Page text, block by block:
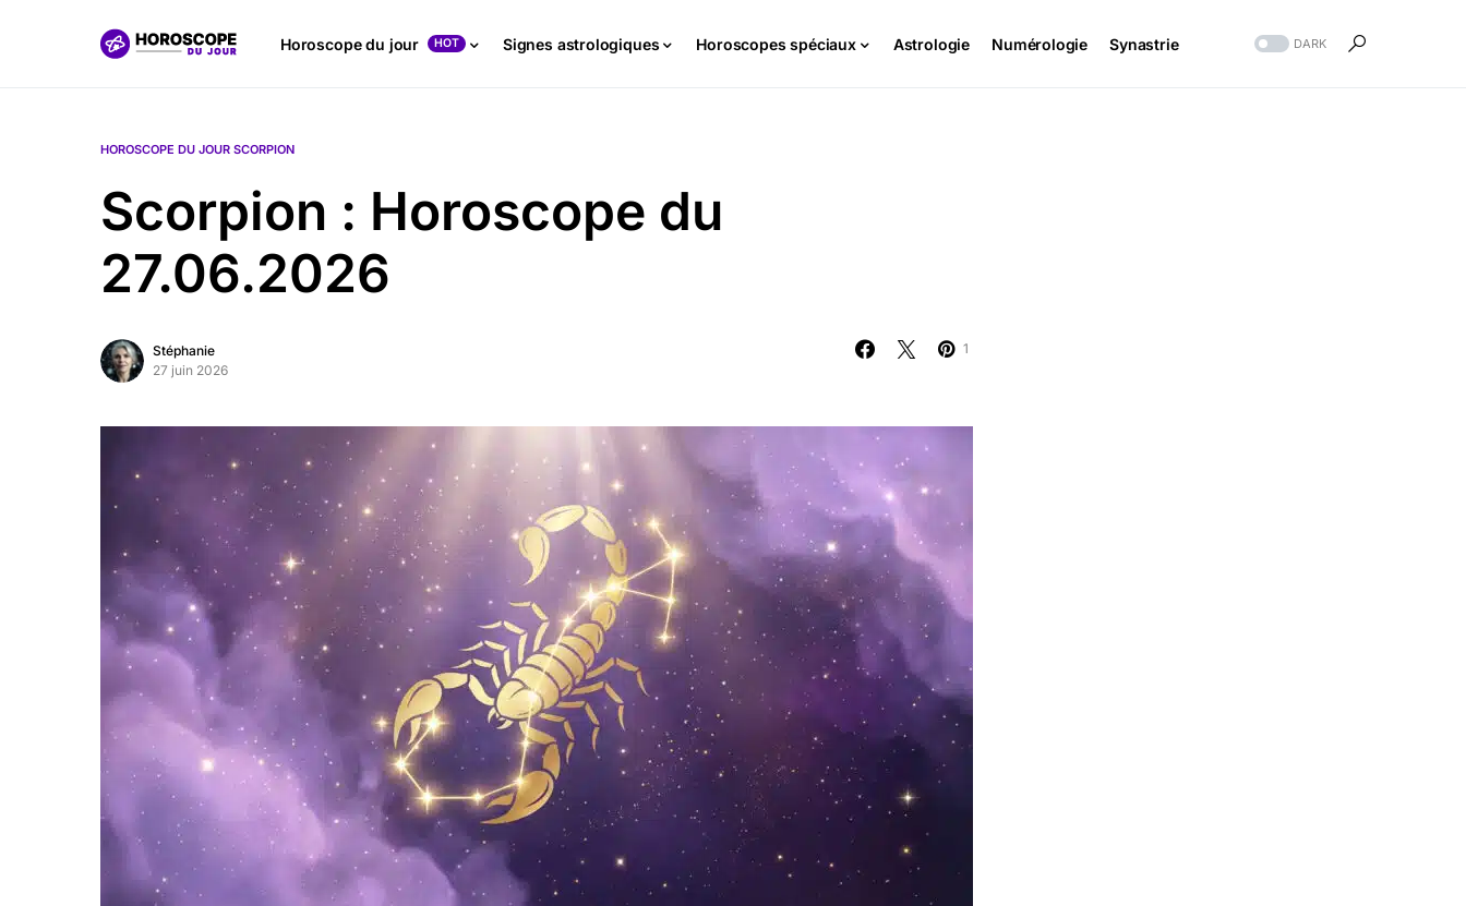
Horoscope du jour HOT Signes astrologiques Horoscopes spéciaux Astrologie Numérologie Synastrie DARK
HOROSCOPE DU JOUR SCORPION
Scorpion : Horoscope du
27.06.2026
Stéphanie
27 juin 2026
1